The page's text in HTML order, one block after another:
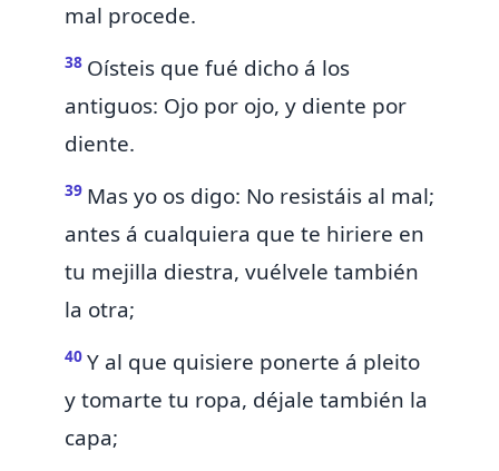
mal procede.
38 Oísteis que fué dicho á los
antiguos: Ojo por ojo, y diente por
diente.
39 Mas yo os digo: No resistáis al mal;
antes á cualquiera que te hiriere en
tu mejilla diestra, vuélvele también
la otra;
40 Y al que quisiere ponerte á pleito
y tomarte tu ropa, déjale también la
capa;